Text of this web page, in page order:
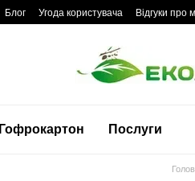
Блог Угода користувача Відгуки про
Гофрокартон Послуги